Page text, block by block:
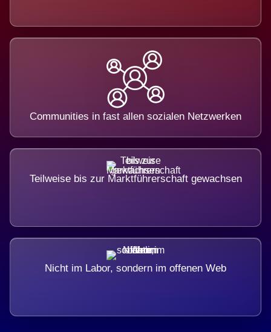
Communities in fast allen sozialen Netzwerken
Teilweise bis zur Marktführerschaft gewachsen
Nicht im Labor, sondern im offenen Web